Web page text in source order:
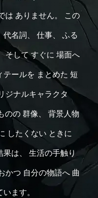
は ありません。 この
名詞、 仕事、 ふる
そして すぐに 場面へ
ールを まとめた 短
ジナルキャラクタ
のの 群像、 背景人物
したくない ときに
は、 生活の手触り
かつ 自分の物語へ 曲
ます。